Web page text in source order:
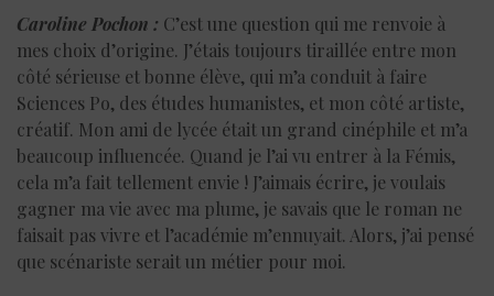
Caroline Pochon : C’est une question qui me renvoie à
mes choix d’origine. J’étais toujours tiraillée entre mon
côté sérieuse et bonne élève, qui m’a conduit à faire
Sciences Po, des études humanistes, et mon côté artiste,
créatif. Mon ami de lycée était un grand cinéphile et m’a
beaucoup influencée. Quand je l’ai vu entrer à la Fémis,
cela m’a fait tellement envie ! J’aimais écrire, je voulais
gagner ma vie avec ma plume, je savais que le roman ne
faisait pas vivre et l’académie m’ennuyait. Alors, j’ai pensé
que scénariste serait un métier pour moi.